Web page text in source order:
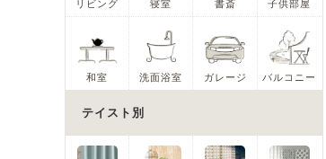
リビング 寝室 書斎 子供部屋
和室 洗面浴室 ガレージ バルコニー
テイスト別